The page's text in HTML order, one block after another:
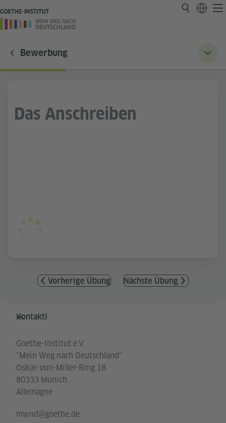
Bewerbung
Das Anschreiben
Vorherige Übung Nächste Übung
Service- und Informationsbereich
Kontakti
Goethe-Institut e.V.
"Mein Weg nach Deutschland"
Oskar-von-Miller-Ring 18
80333 Munich
Allemagne
mwnd@goethe.de